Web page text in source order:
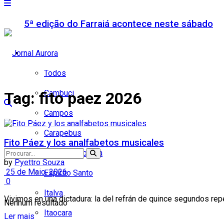
5ª edição do Farraiá acontece neste sábado
Cidades
Todos
Cambuci
Campos
Carapebus
Cardoso Moreira
Espírito Santo
Italva
Itaocara
Nenhum resultado
Tag:fito paez 2026
Fito Páez y los analfabetos musicales
by Pyettro Souza
25 de Maio, 2026
0
Vivimos en una dictadura: la del refrán de quince segundos
Ler mais